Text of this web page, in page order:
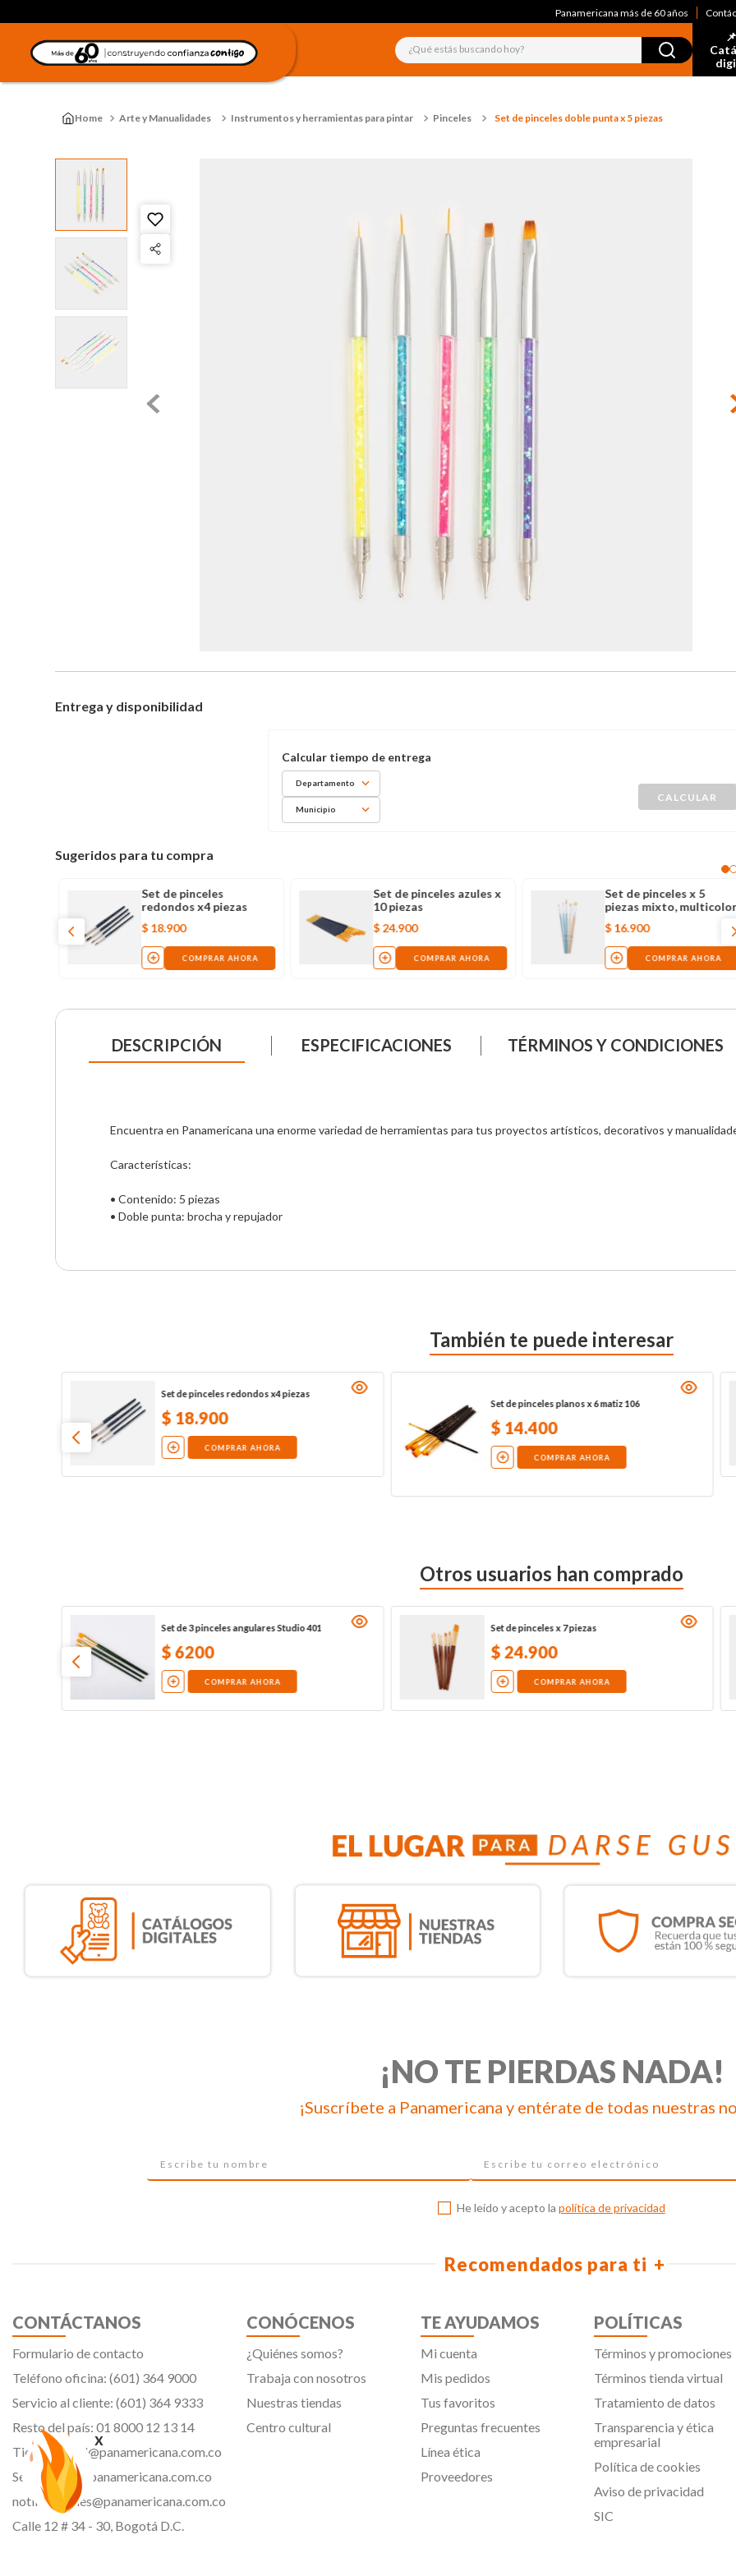
x
Panamericana más de 60 años
¿Qué estás buscando hoy?
Arte y Manualidades Instrumentos y herramientas para pintar Pinceles Set de pinceles doble punta x 5 piezas
Entrega y disponibilidad
Departamento
Municipio
Sugeridos para tu compra
Set de pinceles
redondos x4 piezas
$ 18.900
COMPRAR AHORA
Set de pinceles azules x
10 piezas
$ 24.900
COMPRAR AHORA
Set de pinceles x 5
piezas mixto,
$ 16.900
COMPRAR AHORA
DESCRIPCIÓN ESPECIFICACIONES TÉRMINOS Y CONDICIONES
Encuentra en Panamericana una enorme variedad de herramientas para tus proyectos artísticos, decorativos y
Características:
• Contenido: 5 piezas
• Doble punta: brocha y repujador
También te puede interesar
Set de pinceles redondos x4 piezas
$ 18.900
COMPRAR AHORA
Set de pinceles planos x 6 matiz 106
$ 14.400
COMPRAR AHORA
Otros usuarios han comprado
Set de 3 pinceles angulares Studio 401
$6200
COMPRAR AHORA
Set de pinceles x 7 piezas
$24.900
COMPRAR AHORA
¡NO TE PIERDAS NADA!
¡Suscríbete a Panamericana y entérate de todas nuestras
He leído y acepto la política de privacidad
Recomendados para ti
CONTÁCTANOS
Formulario de contacto
Teléfono oficina: (601) 364 9000
Servicio al cliente: (601) 364 9333
Resto del país: 01 8000 12 13 14
Tiendavirtual@panamericana.com.co
Servicliente@panamericana.com.co
notificaciones@panamericana.com.co
Calle 12 # 34 - 30, Bogotá D.C.
CONÓCENOS
¿Quiénes somos?
Trabaja con nosotros
Nuestras tiendas
Centro cultural
TE AYUDAMOS
Mi cuenta
Mis pedidos
Tus favoritos
Preguntas frecuentes
Línea ética
Proveedores
POLÍTICAS
Términos y promociones
Términos tienda virtual
Tratamiento de datos
Transparencia y ética
empresarial
Política de cookies
Aviso de privacidad
SIC